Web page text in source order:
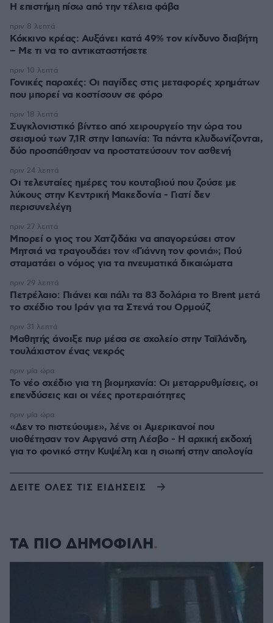
Η επιστήμη πίσω από την τέλεια φάβα
Κόκκινο κρέας: Αυξάνει κατά 49% τον κίνδυνο διαβήτη
– Με τι να το αντικαταστήσετε
πριν 8 λεπτά
Γονικές παροχές: Οι παγίδες στις μεταφορές χρημάτων
που μπορεί να κοστίσουν σε φόρο
πριν 10 λεπτά
Συγκλονιστικό βίντεο από χειρουργείο την ώρα του
σεισμού των 7,1R στην Ιαπωνία: Τα πάντα κλυδωνίζονται,
δύο προσπάθησαν να προστατεύσουν τον ασθενή
πριν 18 λεπτά
Οι τελευταίες ημέρες του κουταβιού που ζούσε με
λύκους στην Κεντρική Μακεδονία - Γιατί δεν
περισυνελέγη
πριν 24 λεπτά
Μπορεί ο γιος του Χατζιδάκι να απαγορεύσει στον
Μητσιά να τραγουδάει τον «Γιάννη τον φονιά»; Πού
σταματάει ο νόμος για τα πνευματικά δικαιώματα
πριν 27 λεπτά
Πετρέλαιο: Πιάνει και πάλι τα 83 δολάρια το Brent μετά
το σχέδιο του Ιράν για τα Στενά του Ορμούζ
πριν 29 λεπτά
Μαθητής άνοιξε πυρ μέσα σε σχολείο στην Ταϊλάνδη,
τουλάχιστον ένας νεκρός
πριν 31 λεπτά
Το νέο σχέδιο για τη βιομηχανία: Οι μεταρρυθμίσεις, οι
επενδύσεις και οι νέες προτεραιότητες
πριν μία ώρα
«Δεν το πιστεύουμε», λένε οι Αμερικανοί που
υιοθέτησαν τον Αφγανό στη Λέσβο - Η αρχική εκδοχή
για το φονικό στην Κυψέλη και η σιωπή στην απολογία
πριν μία ώρα
ΔΕΙΤΕ ΟΛΕΣ ΤΙΣ ΕΙΔΗΣΕΙΣ
ΤΑ ΠΙΟ ΔΗΜΟΦΙΛΗ